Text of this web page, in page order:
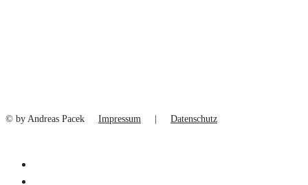
© by Andreas Pacek Impressum Datenschutz